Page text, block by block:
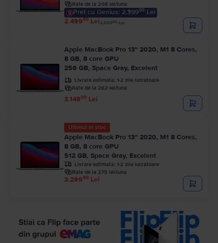
Rate de la 208 lei/luna
Pret cu Genius: 2.39999 Lei
2.49999 Lei2.59999Lei
Apple MacBook Pro 13″ 2020, M1 8 Cores,
8 GB, 8 core GPU
256 GB, Space Gray, Excelent
Livrare estimata: 1-2 zile lucratoare
Rate de la 262 lei/luna
3.14999 Lei
Ultimul în stoc
Apple MacBook Pro 13″ 2020, M1 8 Cores,
8 GB, 8 core GPU
512 GB, Space Gray, Excelent
Livrare estimata: 1-2 zile lucratoare
Rate de la 275 lei/luna
3.29999 Lei